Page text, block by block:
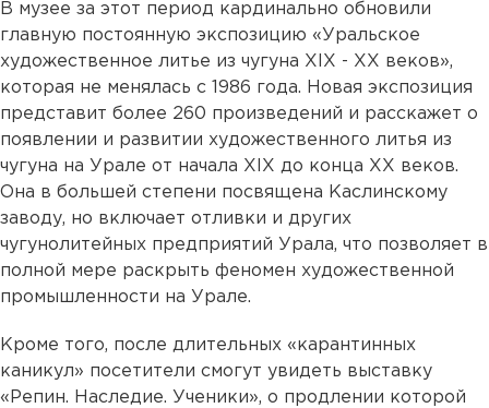
В музее за этот период кардинально обновили
главную постоянную экспозицию «Уральское
художественное литье из чугуна XIX - XX веков»,
которая не менялась с 1986 года. Новая экспозиция
представит более 260 произведений и расскажет о
появлении и развитии художественного литья из
чугуна на Урале от начала XIX до конца XX веков.
Она в большей степени посвящена Каслинскому
заводу, но включает отливки и других
чугунолитейных предприятий Урала, что позволяет в
полной мере раскрыть феномен художественной
промышленности на Урале.
Кроме того, после длительных «карантинных
каникул» посетители смогут увидеть выставку
«Репин. Наследие. Ученики», о продлении которой